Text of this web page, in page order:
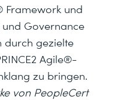
Framework und
Governance
durch gezielte
Agile®-
zu bringen.
von PeopleCert